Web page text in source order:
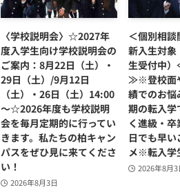
〈学校説明会〉☆2027年
度入学生向け学校説明会の
ご案内：8月22日（土）・
29日（土）/9月12日
（土）・26日（土）14:00
～☆2026年度も学校説明
会を毎月定期的に行ってい
きます。私たちの柏キャン
パスをぜひ見に来てくださ
い！
2026年8月3日
＜個別相談
新入生対
生受付中
≫※登校面
績でのお
期の転入学
く進級・
日でも早
メ※転入学
2026年8月3